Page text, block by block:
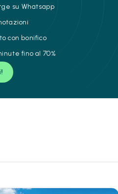
su Whatsapp
con bonifico
fino al 70%